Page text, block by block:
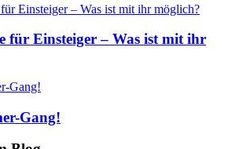
für Einsteiger – Was ist mit ihr
Gang!